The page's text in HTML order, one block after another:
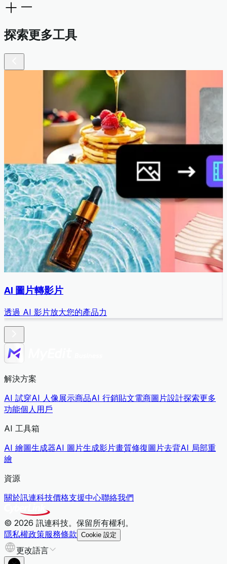
探索更多工具
AI 圖片轉影片
透過 AI 影片放大您的產品力
解決方案
AI 試穿AI 人像展示商品AI 行銷貼文電商圖片設計探索更多
功能個人用戶
AI 工具箱
AI 繪圖生成器AI 圖片生成影片畫質修復圖片去背AI 局部重
繪
資源
關於訊連科技價格支援中心聯絡我們
© 2026 訊連科技。保留所有權利。
隱私權政策服務條款 Cookie 設定
更改語言